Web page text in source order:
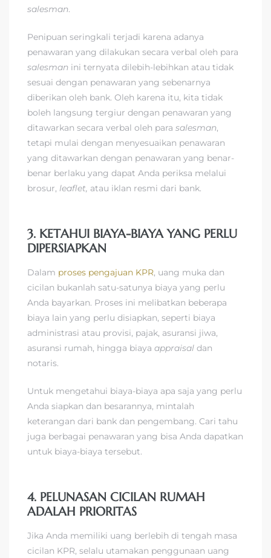
salesman.
Penipuan seringkali terjadi karena adanya
penawaran yang dilakukan secara verbal oleh para
salesman ini ternyata dilebih-lebihkan atau tidak
sesuai dengan penawaran yang sebenarnya
diberikan oleh bank. Oleh karena itu, kita tidak
boleh langsung tergiur dengan penawaran yang
ditawarkan secara verbal oleh para salesman,
tetapi mulai dengan menyesuaikan penawaran
yang ditawarkan dengan penawaran yang benar-
benar berlaku yang dapat Anda periksa melalui
brosur, leaflet, atau iklan resmi dari bank.
3. KETAHUI BIAYA-BIAYA YANG PERLU
DIPERSIAPKAN
Dalam proses pengajuan KPR, uang muka dan
cicilan bukanlah satu-satunya biaya yang perlu
Anda bayarkan. Proses ini melibatkan beberapa
biaya lain yang perlu disiapkan, seperti biaya
administrasi atau provisi, pajak, asuransi jiwa,
asuransi rumah, hingga biaya appraisal dan
notaris.
Untuk mengetahui biaya-biaya apa saja yang perlu
Anda siapkan dan besarannya, mintalah
keterangan dari bank dan pengembang. Cari tahu
juga berbagai penawaran yang bisa Anda dapatkan
untuk biaya-biaya tersebut.
4. PELUNASAN CICILAN RUMAH
ADALAH PRIORITAS
Jika Anda memiliki uang berlebih di tengah masa
cicilan KPR, selalu utamakan penggunaan uang